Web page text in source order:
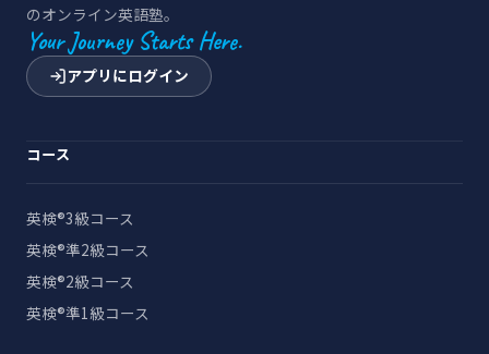
のオンライン英語塾。
Your Journey Starts Here.
アプリにログイン
コース
英検®3級コース
英検®準2級コース
英検®2級コース
英検®準1級コース